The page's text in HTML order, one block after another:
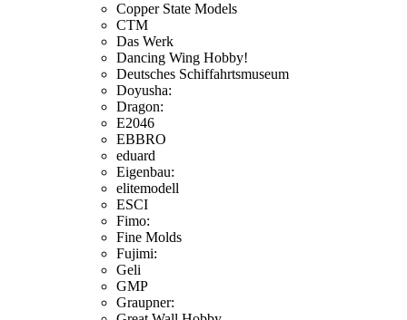
Copper State Models
CTM
Das Werk
Dancing Wing Hobby!
Deutsches Schiffahrtsmuseum
Doyusha:
Dragon:
E2046
EBBRO
eduard
Eigenbau:
elitemodell
ESCI
Fimo:
Fine Molds
Fujimi:
Geli
GMP
Graupner: